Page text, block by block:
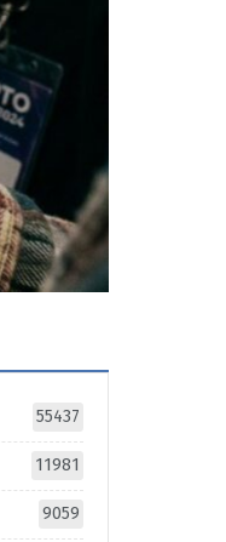
55437
11981
9059